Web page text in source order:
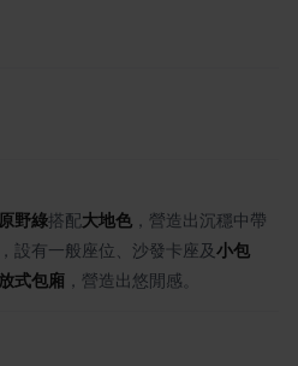
原野綠搭配大地色 ，營造出沉穩中帶
，設有一般座位、沙發卡座及小包
式包廂 ，營造出悠閒感。